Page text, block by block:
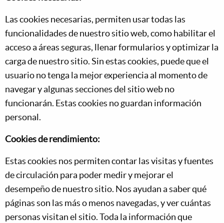
Las cookies necesarias, permiten usar todas las
funcionalidades de nuestro sitio web, como habilitar el
acceso a áreas seguras, llenar formularios y optimizar la
carga de nuestro sitio. Sin estas cookies, puede que el
usuario no tenga la mejor experiencia al momento de
navegar y algunas secciones del sitio web no
funcionarán. Estas cookies no guardan información
personal.
Cookies de rendimiento:
Estas cookies nos permiten contar las visitas y fuentes
de circulación para poder medir y mejorar el
desempeño de nuestro sitio. Nos ayudan a saber qué
páginas son las más o menos navegadas, y ver cuántas
personas visitan el sitio. Toda la información que